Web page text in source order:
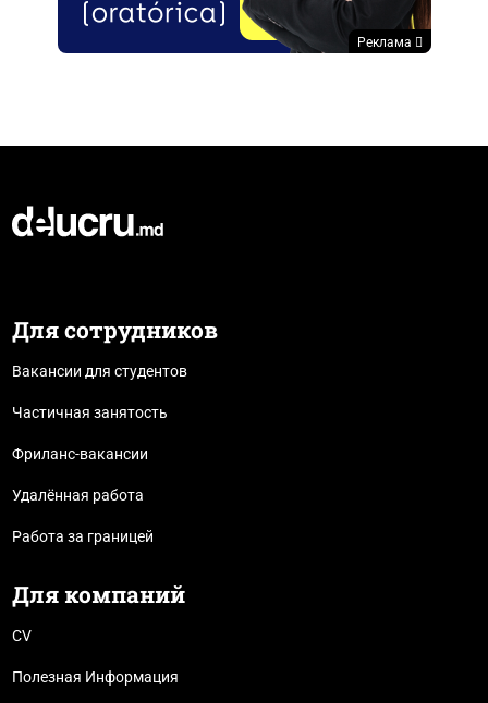
Реклама
Для сотрудников
Вакансии для студентов
Частичная занятость
Фриланс-вакансии
Удалённая работа
Работа за границей
Для компаний
CV
Полезная Информация